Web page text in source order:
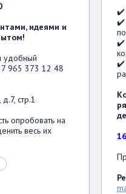
идеями и
удобный
7 965 373 12 48
стр.1
опробовать на
весь их
✔️
✔️
✔️
✔️